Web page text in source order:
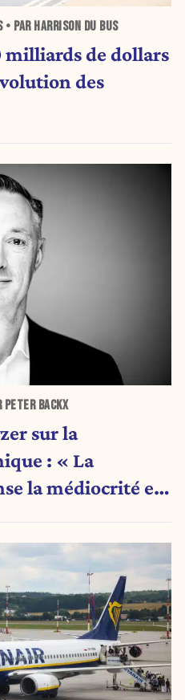
• PAR HARRISON DU BUS
milliards de dollars
des
BACKX
sur la
: « La
la médiocrité et